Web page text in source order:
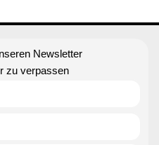
Newsletter
zu verpassen